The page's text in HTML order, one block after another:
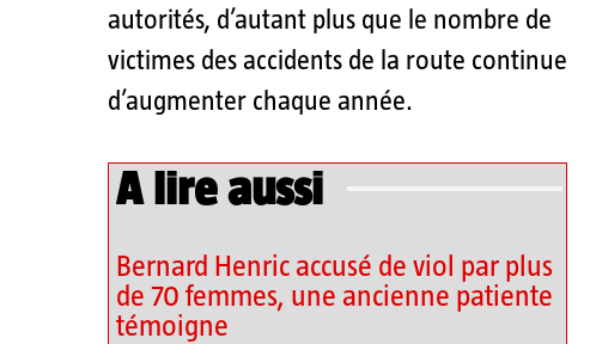
autorités, d’autant plus que le nombre de
victimes des accidents de la route continue
d’augmenter chaque année.
A lire aussi
Bernard Henric accusé de viol par plus
de 70 femmes, une ancienne patiente
témoigne